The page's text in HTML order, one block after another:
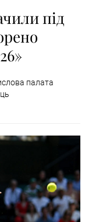
під
палата